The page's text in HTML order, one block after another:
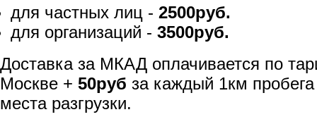
для частных лиц - 2500руб.
для организаций - 3500руб.
Доставка за МКАД оплачивается по
Москве + 50руб за каждый 1км
места разгрузки.